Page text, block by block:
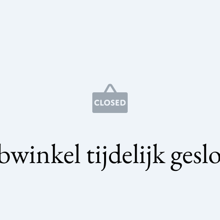
tijdelijk